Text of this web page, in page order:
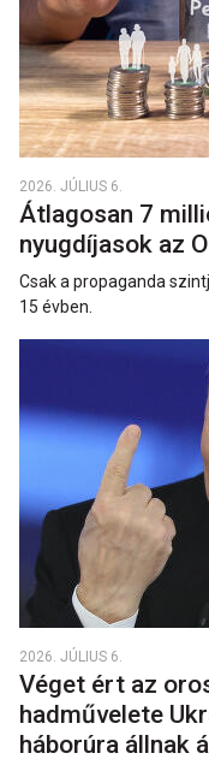
2026. JÚLIUS 6.
Átlagosan 7
nyugdíjasok az
Csak a propaganda
15 évben.
2026. JÚLIUS 6.
Véget ért az
hadművelete
háborúra állnak